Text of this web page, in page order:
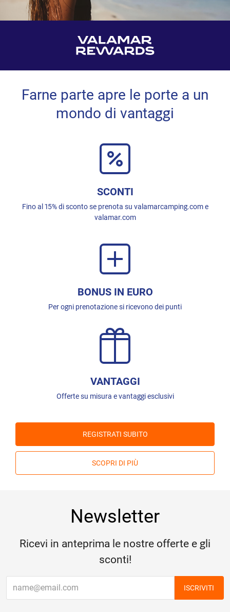
Farne parte apre le porte a un
mondo di vantaggi
SCONTI
Fino al 15% di sconto se prenota su valamarcamping.com e
valamar.com
BONUS IN EURO
Per ogni prenotazione si ricevono dei punti
VANTAGGI
Offerte su misura e vantaggi esclusivi
REGISTRATI SUBITO
SCOPRI DI PIÙ
Newsletter
Ricevi in anteprima le nostre offerte e gli
sconti!
ISCRIVITI